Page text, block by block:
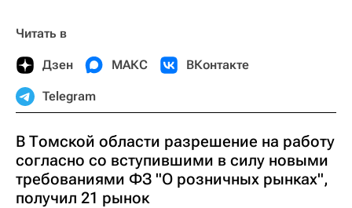
Читать в
Дзен МАКС ВКонтакте
Telegram
В Томской области разрешение на работу
согласно со вступившими в силу новыми
требованиями ФЗ "О розничных рынках",
получил 21 рынок